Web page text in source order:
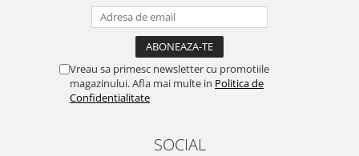
Vreau sa primesc newsletter cu promotiile
magazinului. Afla mai multe in Politica de
Confidentialitate
SOCIAL